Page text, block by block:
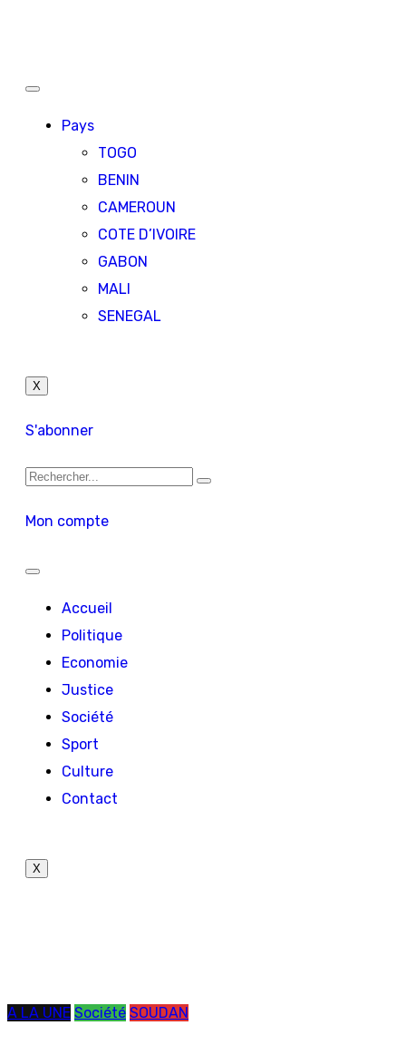
Pays
TOGO
BENIN
CAMEROUN
COTE D’IVOIRE
GABON
MALI
SENEGAL
X
S'abonner
Mon compte
Accueil
Politique
Economie
Justice
Société
Sport
Culture
Contact
X
A LA UNE Société SOUDAN